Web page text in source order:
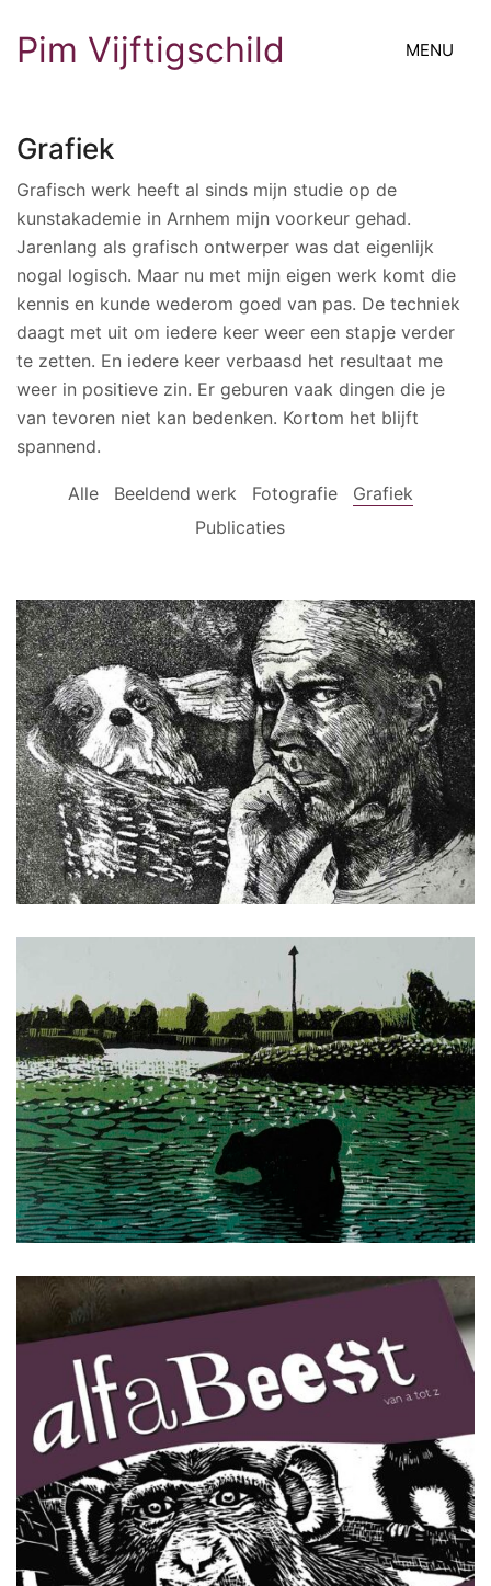
Pim Vijftigschild MENU
Grafiek
Grafisch werk heeft al sinds mijn studie op de
kunstakademie in Arnhem mijn voorkeur gehad.
Jarenlang als grafisch ontwerper was dat eigenlijk
nogal logisch. Maar nu met mijn eigen werk komt die
kennis en kunde wederom goed van pas. De techniek
daagt met uit om iedere keer weer een stapje verder
te zetten. En iedere keer verbaasd het resultaat me
weer in positieve zin. Er geburen vaak dingen die je
van tevoren niet kan bedenken. Kortom het blijft
spannend.
Alle Beeldend werk Fotografie
Grafiek
Publicaties